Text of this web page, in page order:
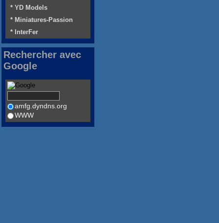
* YD Models
* Miniatures-Passion
* InterFer
Rechercher avec
Google
amfg.dyndns.org
WWW